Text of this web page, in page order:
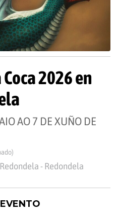
2026 en
AO 7 DE XUÑO DE
- Redondela